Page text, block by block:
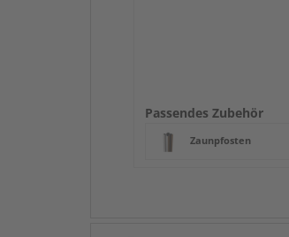
Passendes Zubehör
Zaunpfosten